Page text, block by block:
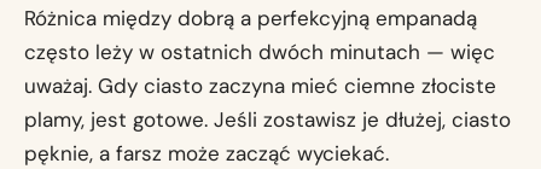
Różnica między dobrą a perfekcyjną empanadą
często leży w ostatnich dwóch minutach — więc
uważaj. Gdy ciasto zaczyna mieć ciemne złociste
plamy, jest gotowe. Jeśli zostawisz je dłużej, ciasto
pęknie, a farsz może zacząć wyciekać.